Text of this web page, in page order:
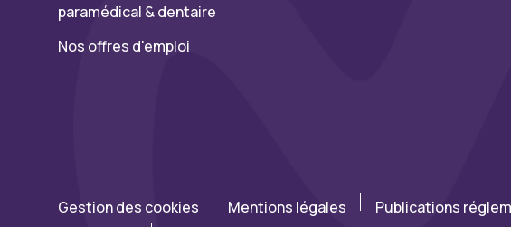
paramédical & dentaire
Nos offres d'emploi
Gestion des cookies Mentions légales Publications